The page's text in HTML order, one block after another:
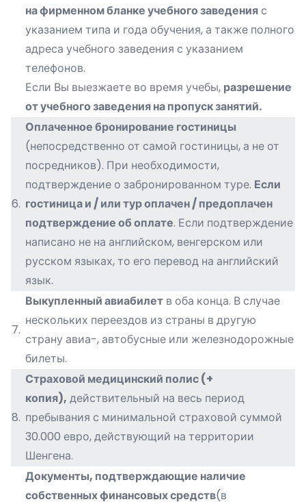
на фирменном бланке учебного заведения с
указанием типа и года обучения, а также полного
адреса учебного заведения с указанием
телефонов.
Если Вы выезжаете во время учебы, разрешение
от учебного заведения на пропуск занятий.
6.
Оплаченное бронирование гостиницы
(непосредственно от самой гостиницы, а не от
посредников). При необходимости,
подтверждение о забронированном туре. Если
гостиница и / или тур оплачен / предоплачен
подтверждение об оплате. Если подтверждение
написано не на английском, венгерском или
русском языках, то его перевод на английский
язык.
7.
Выкупленный авиабилет в оба конца. В случае
нескольких переездов из страны в другую
страну авиа-, автобусные или железнодорожные
билеты.
8.
Страховой медицинский полис (+
копия), действительный на весь период
пребывания с минимальной страховой суммой
30.000 евро, действующий на территории
Шенгена.
Документы, подтверждающие наличие
собственных финансовых средств(в